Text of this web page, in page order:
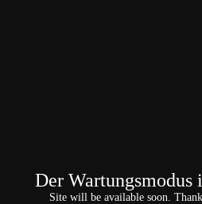
Der Wartungsmodus
Site will be available soon.